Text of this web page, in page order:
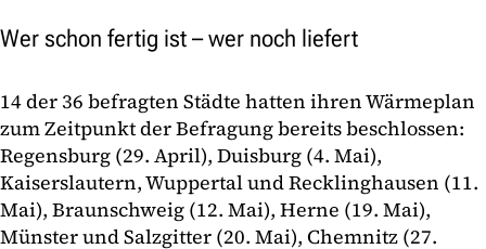
Wer schon fertig ist – wer noch liefert
14 der 36 befragten Städte hatten ihren Wärmeplan
zum Zeitpunkt der Befragung bereits beschlossen:
Regensburg (29. April), Duisburg (4. Mai),
Kaiserslautern, Wuppertal und Recklinghausen (11.
Mai), Braunschweig (12. Mai), Herne (19. Mai),
Münster und Salzgitter (20. Mai), Chemnitz (27.